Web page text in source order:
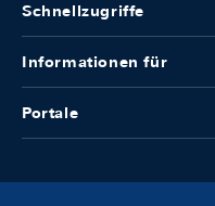
Schnellzugriffe
Informationen für
Portale